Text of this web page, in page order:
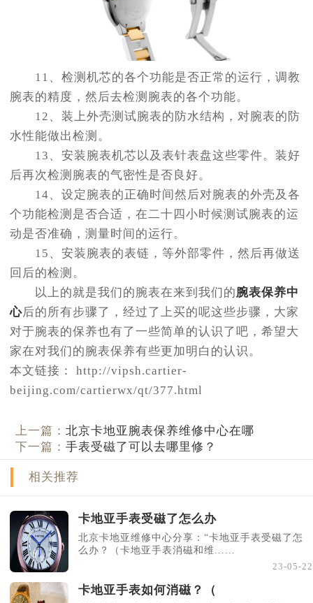
11、检测机芯的各个功能是否正常的运行，调教
腕表的精度，然后去检测腕表的各个功能。
12、装上外壳测试腕表的防水结构，对腕表的防
水性能做出检测。
13、安装腕表机芯以及表针表盘这些零件。装好
后再次检测腕表的气密性是否良好。
14、设定腕表的正确时间然后对腕表的外壳及各
个功能检测是否合适，在二十四小时候测试腕表的运
动是否准确，测量时间的运行。
15、安装腕表的表链，等外部零件，然后再做送
回后的检测。
以上的就是我们的腕表在来到我们的腕表保养中
心后的所有步骤了，经过了上买的呢这些步骤，大家
对于腕表的保养也有了一些简单的认识了吧，希望大
家在对我们的腕表保养有些更加明白的认识。
本文链接： http://vipsh.cartier-
beijing.com/cartierwx/qt/377.html
上一篇：北京卡地亚腕表保养维修中心在哪
下一篇：手表受磁了可以去哪里修？
相关推荐
卡地亚手表受磁了怎么办
北京卡地亚维修中心分享：“卡地亚手表受磁了怎
么办？（卡地亚手表消磁和维......
23-05-22
卡地亚手表如何消磁？（